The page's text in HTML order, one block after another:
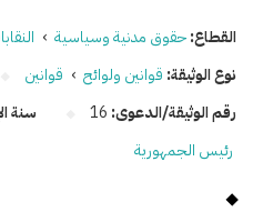
القطاع:حقوق مدنية وسياسية ›
نوع الوثيقة: قوانين ولوائح › قوانين
رقم الوثيقة/الدعوى: 16 سنة
رئيس الجمهورية